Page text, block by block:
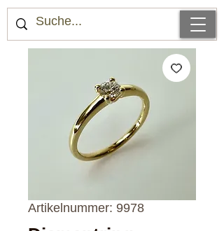
Artikelnummer: 9978